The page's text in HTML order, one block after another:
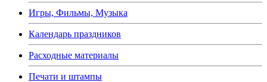
Игры, Фильмы, Музыка
Календарь праздников
Расходные материалы
Печати и штампы